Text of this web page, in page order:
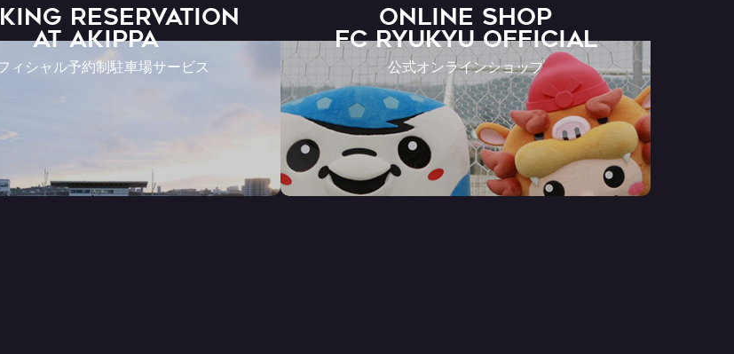
RESERVATION
AT Akippa
ィシャル予約制駐車場サービス
ONLINE SHOP
FC RYUKYU OFFICIAL
公式オンラインショップ